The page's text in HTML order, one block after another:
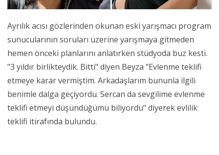
Ayrılık acısı gözlerinden okunan eski yarışmacı program
sunucularının soruları üzerine yarışmaya gitmeden
hemen önceki planlarını anlatırken stüdyoda buz kesti.
"3 yıldır birlikteydik. Bitti" diyen Beyza "Evlenme teklifi
etmeye karar vermiştim. Arkadaşlarım bununla ilgili
benimle dalga geçiyordu. Sercan da sevgilime evlenme
teklifi etmeyi düşündüğümü biliyordu" diyerek evlilik
teklifi itirafında bulundu.